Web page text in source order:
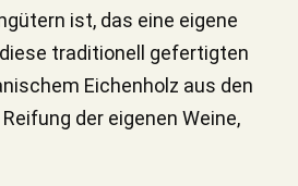
ist, das eine eigene
traditionell gefertigten
Eichenholz aus den
der eigenen Weine,